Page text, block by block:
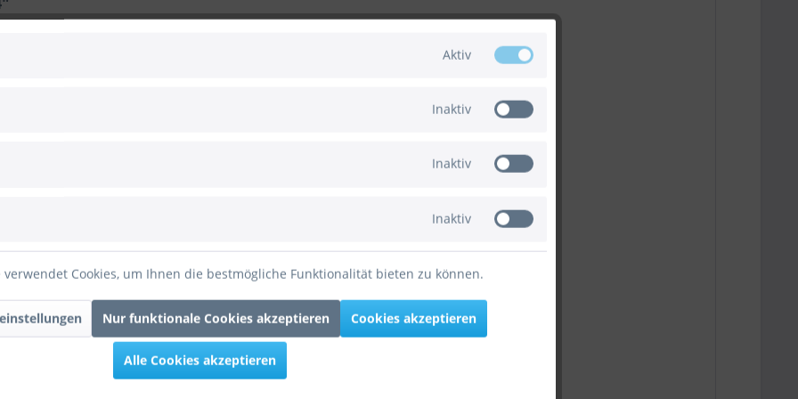
100% giftfrei)
befüllen, um längste Schwebezeit zu erhalten
Gramm
bei 10-20 Grad Celsius)
Gelb 60cm/24""
Aktiv
Inaktiv
Inaktiv
Inaktiv
verwendet Cookies, um Ihnen die bestmögliche Funktionalität bieten zu können.
Nur funktionale Cookies akzeptieren Cookies akzeptieren
Alle Cookies akzeptieren